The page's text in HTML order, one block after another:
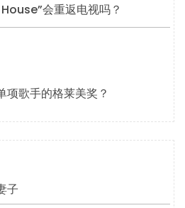
会重返电视吗？
项歌手的格莱美奖？
子